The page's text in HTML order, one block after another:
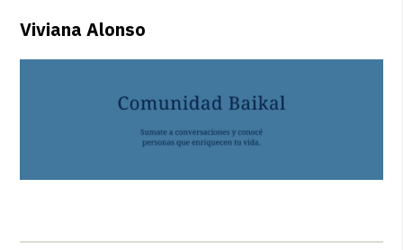
Viviana Alonso